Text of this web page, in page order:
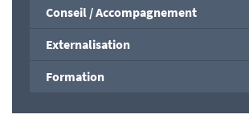
Conseil / Accompagnement
Externalisation
Formation